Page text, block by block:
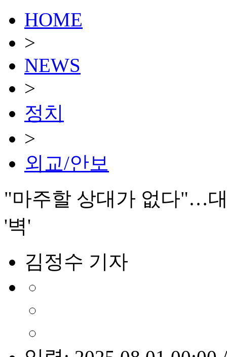
HOME
>
NEWS
>
정치
>
외교/안보
"마주할 상대가 없다"…
'벽'
김정수 기자